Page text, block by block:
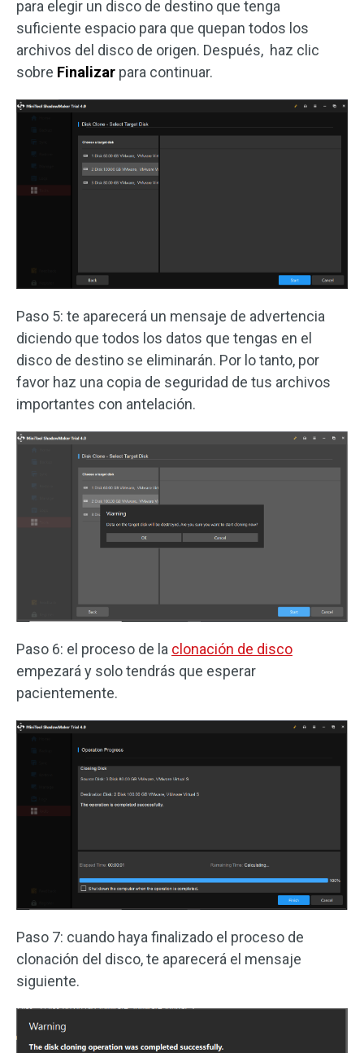
para elegir un disco de destino que tenga
suficiente espacio para que quepan todos los
archivos del disco de origen. Después, haz clic
sobre Finalizar para continuar.
Paso 5: te aparecerá un mensaje de advertencia
diciendo que todos los datos que tengas en el
disco de destino se eliminarán. Por lo tanto, por
favor haz una copia de seguridad de tus archivos
importantes con antelación.
Paso 6: el proceso de la clonación de disco
empezará y solo tendrás que esperar
pacientemente.
Paso 7: cuando haya finalizado el proceso de
clonación del disco, te aparecerá el mensaje
siguiente.